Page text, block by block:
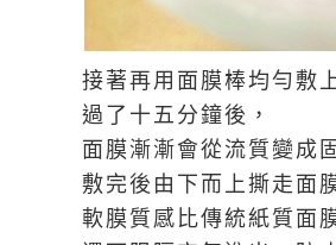
接著再用面膜棒均勻敷
過了十五分鐘後，
面膜漸漸會從流質 變成
敷完後由下而上撕走面
軟膜質感比傳統紙質面